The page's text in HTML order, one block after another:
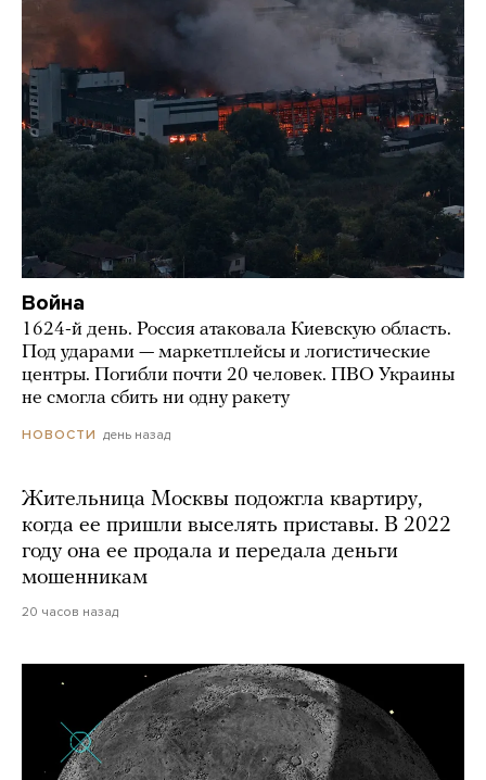
Война
1624-й день. Россия атаковала Киевскую область.
Под ударами — маркетплейсы и логистические
центры. Погибли почти 20 человек. ПВО Украины
не смогла сбить ни одну ракету
НОВОСТИ день назад
Жительница Москвы подожгла квартиру,
когда ее пришли выселять приставы. В 2022
году она ее продала и передала деньги
мошенникам
20 часов назад